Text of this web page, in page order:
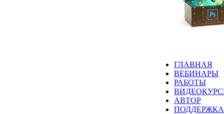
ГЛАВНАЯ
ВЕБИНАРЫ
РАБОТЫ
АВТОР
ПОДДЕРЖКА